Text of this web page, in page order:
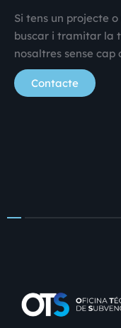
Si tens un projecte
buscar i tramitar la
nosaltres sense cap
Contacte